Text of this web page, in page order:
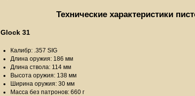
Технические характеристики
Glock 31
Калибр: .357 SIG
Длина оружия: 186 мм
Длина ствола: 114 мм
Высота оружия: 138 мм
Ширина оружия: 30 мм
Масса без патронов: 660 г